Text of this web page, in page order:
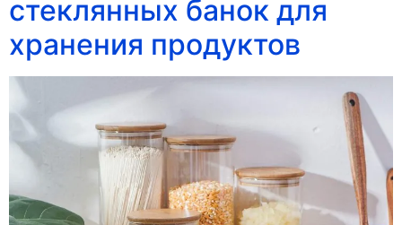
стеклянных банок для
хранения продуктов